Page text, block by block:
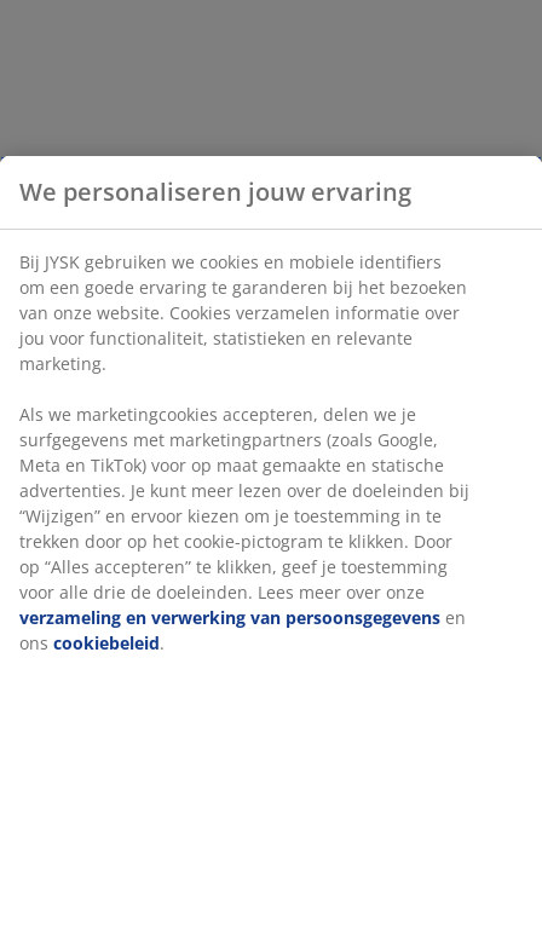
We personaliseren jouw ervaring
Bij JYSK gebruiken we cookies en mobiele identifiers
om een goede ervaring te garanderen bij het bezoeken
van onze website. Cookies verzamelen informatie over
jou voor functionaliteit, statistieken en relevante
marketing.
Als we marketingcookies accepteren, delen we je
surfgegevens met marketingpartners (zoals Google,
Meta en TikTok) voor op maat gemaakte en statische
advertenties. Je kunt meer lezen over de doeleinden bij
“Wijzigen” en ervoor kiezen om je toestemming in te
trekken door op het cookie-pictogram te klikken. Door
op “Alles accepteren” te klikken, geef je toestemming
voor alle drie de doeleinden. Lees meer over onze
verzameling en verwerking van persoonsgegevens en
ons cookiebeleid.